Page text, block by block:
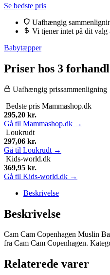
pris
369,00 kr..295,20 kr..
Se bedste pris
Uafhængig
Vi tjener intet på dit valg
Babytæpper
Priser hos 3
Uafhængig prissammenligning
Bedste pris Mammashop.dk
295,20 kr.
Gå til Mammashop.dk →
Loukrudt
297,06 kr.
Gå til Loukrudt →
Kids-world.dk
369,95 kr.
Gå til Kids-world.dk →
Beskrivelse
Beskrivelse
Cam Cam Copenhagen Muslin
fra Cam Cam Copenhagen.
Relaterede varer